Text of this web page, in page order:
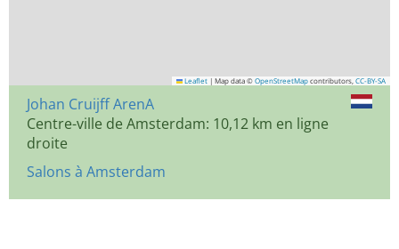
Leaflet | Map data © OpenStreetMap contributors, CC-BY-SA
Johan Cruijff ArenA
Centre-ville de Amsterdam: 10,12 km en ligne
droite
Salons à Amsterdam